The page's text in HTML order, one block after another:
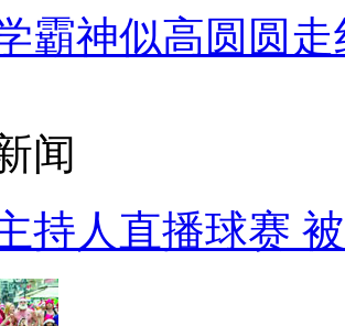
霸神似高圆圆走
闻
持人直播球赛